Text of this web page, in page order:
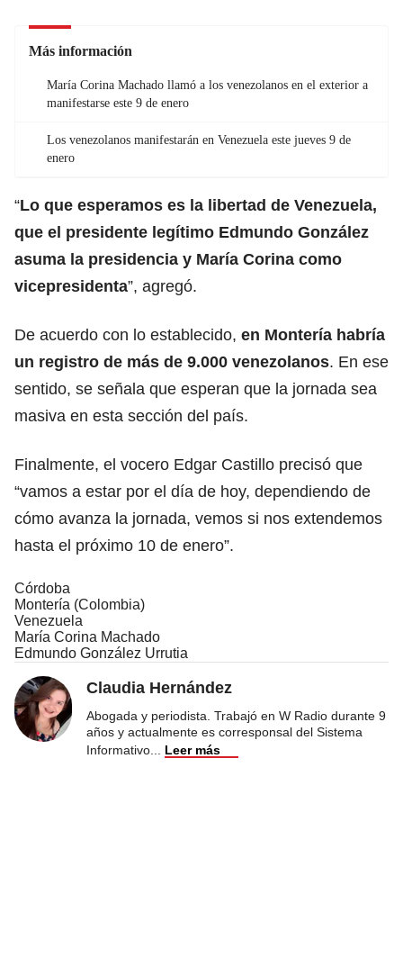
Más información
María Corina Machado llamó a los venezolanos en el exterior a
manifestarse este 9 de enero
Los venezolanos manifestarán en Venezuela este jueves 9 de
enero
“Lo que esperamos es la libertad de Venezuela,
que el presidente legítimo Edmundo González
asuma la presidencia y María Corina como
vicepresidenta”, agregó.
De acuerdo con lo establecido, en Montería habría
un registro de más de 9.000 venezolanos. En ese
sentido, se señala que esperan que la jornada sea
masiva en esta sección del país.
Finalmente, el vocero Edgar Castillo precisó que
“vamos a estar por el día de hoy, dependiendo de
cómo avanza la jornada, vemos si nos extendemos
hasta el próximo 10 de enero”.
Córdoba
Montería (Colombia)
Venezuela
María Corina Machado
Edmundo González Urrutia
Claudia Hernández
Abogada y periodista. Trabajó en W Radio durante 9
años y actualmente es corresponsal del Sistema
Informativo
Leer más